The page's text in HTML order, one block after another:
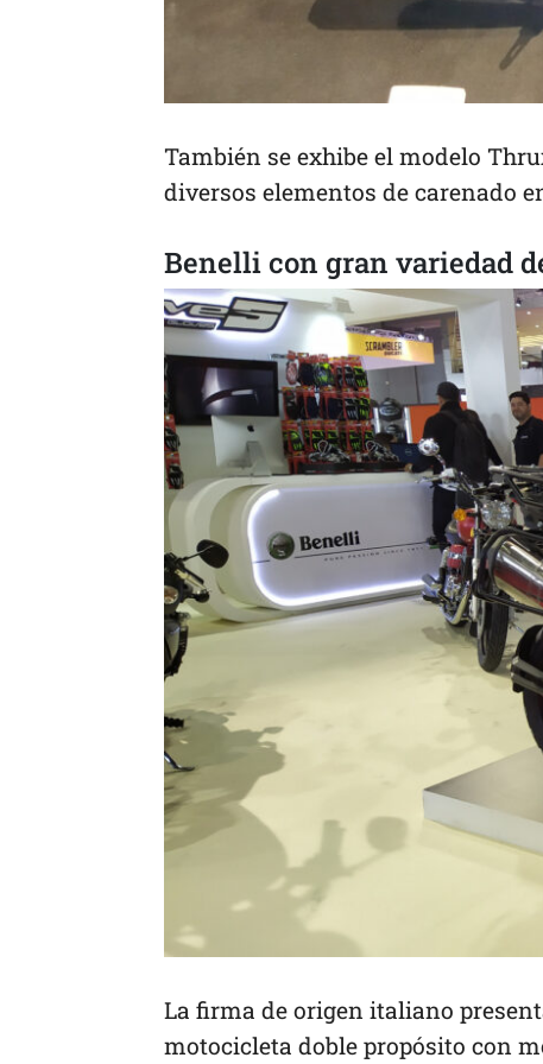
También se exhibe el modelo
diversos elementos de carenado
Benelli con gran variedad
La firma de origen italiano
motocicleta doble propósito con